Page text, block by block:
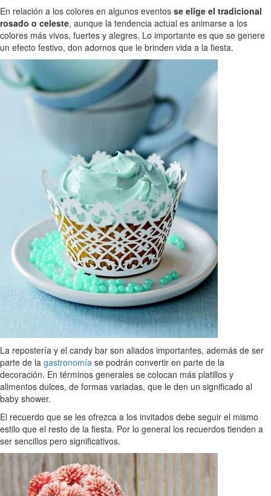
En relación a los colores en algunos eventos se elige el tradicional
rosado o celeste, aunque la tendencia actual es animarse a los
colores más vivos, fuertes y alegres. Lo importante es que se genere
un efecto festivo, don adornos que le brinden vida a la fiesta.
La repostería y el candy bar son aliados importantes, además de ser
parte de la gastronomía se podrán convertir en parte de la
decoración. En términos generales se colocan más platillos y
alimentos dulces, de formas variadas, que le den un significado al
baby shower.
El recuerdo que se les ofrezca a los invitados debe seguir el mismo
estilo que el resto de la fiesta. Por lo general los recuerdos tienden a
ser sencillos pero significativos.